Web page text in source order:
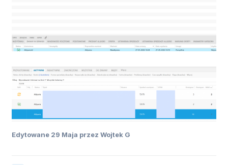
Edytowane 29 Maja przez Wojtek G